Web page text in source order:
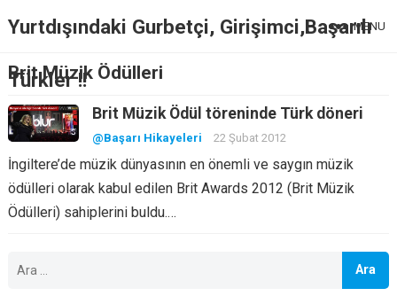
Yurtdışındaki Gurbetçi, Girişimci,Başarılı
Türkler !!
MENU
Brit Müzik Ödülleri
Brit Müzik Ödül töreninde Türk döneri
@Başarı Hikayeleri 22 Şubat 2012
İngiltere’de müzik dünyasının en önemli ve saygın müzik
ödülleri olarak kabul edilen Brit Awards 2012 (Brit Müzik
Ödülleri) sahiplerini buldu.…